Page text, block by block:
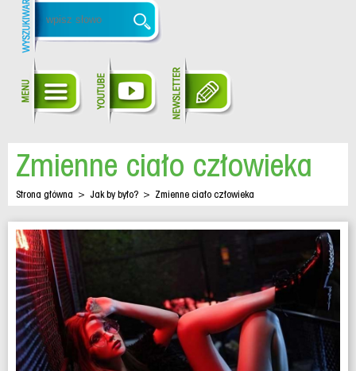
Zmienne ciało człowieka
Strona główna > Jak by było? > Zmienne ciało człowieka